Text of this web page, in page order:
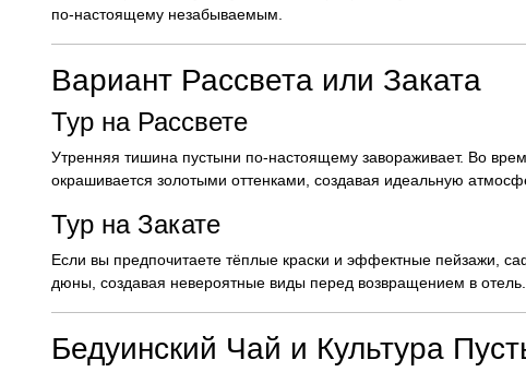
по-настоящему незабываемым.
Вариант Рассвета или Заката
Тур на Рассвете
Утренняя тишина пустыни по-настоящему завораживает. Во
окрашивается золотыми оттенками, создавая идеальную
Тур на Закате
Если вы предпочитаете тёплые краски и эффектные пейзажи,
дюны, создавая невероятные виды перед возвращением в отель.
Бедуинский Чай и Культура